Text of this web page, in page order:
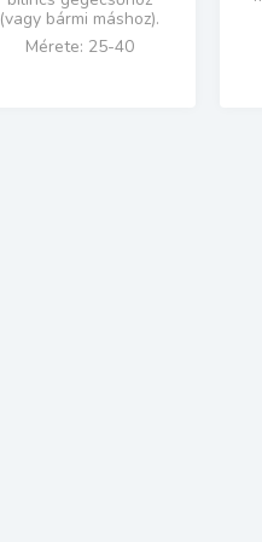
(vagy bármi máshoz).
Mérete: 25-40